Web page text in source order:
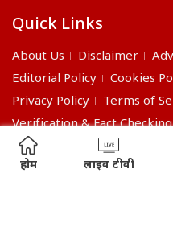
Quick Links
About Us Disclaimer
Editorial Policy
Cookies
Privacy Policy
Terms of
Verification & Fact
©2026 India Daily. All right
होम लाइव टीवी